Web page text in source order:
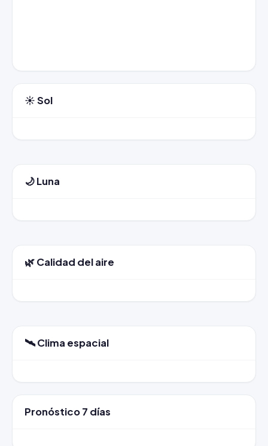
☀️ Sol
🌙 Luna
🌿 Calidad del aire
🛰️ Clima espacial
Pronóstico 7 días